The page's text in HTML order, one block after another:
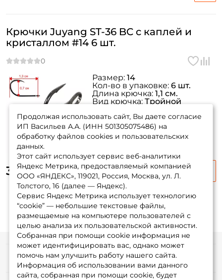
Крючки Juyang ST-36 BC c каплей и
кристаллом #14 6 шт.
350 ₽
Размер: 14
Кол-во в упаковке: 6 шт.
Длина крючка: 1,1 см.
Вид крючка: Тройной
Продолжая использовать сайт, Вы даете согласие
ИП Васильев А.А. (ИНН 501305075486) на
обработку файлов cookies и пользовательских
данных.
Этот сайт использует сервис веб-аналитики
Яндекс Метрика, предоставляемый компанией
ООО «ЯНДЕКС», 119021, Россия, Москва, ул. Л.
Толстого, 16 (далее — Яндекс).
Сервис Яндекс Метрика использует технологию
“cookie” — небольшие текстовые файлы,
размещаемые на компьютере пользователей с
целью анализа их пользовательской активности.
Собранная при помощи cookie информация не
может идентифицировать вас, однако может
помочь нам улучшить работу нашего сайта.
Информация об использовании вами данного
сайта, собранная при помощи cookie, будет
Информация